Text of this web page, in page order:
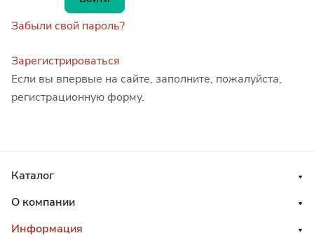
Забыли свой пароль?
Зарегистрироваться
Если вы впервые на сайте, заполните, пожалуйста,
регистрационную форму.
Каталог
О компании
Информация